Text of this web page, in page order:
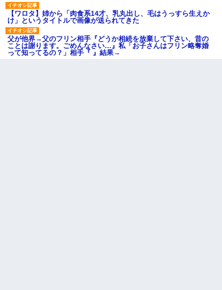
【ワロタ】姉から「肉食系14才、乳丸出し、毛はうっすら生えか
け」というタイトルで画像が送られてきた
父が他界→父のフリン相手『どうか相続を放棄して下さい、昔の
ことは謝ります。ごめんなさい…』私「お子さんはフリン略奪婚
って知ってるの？」相手『 』結果→